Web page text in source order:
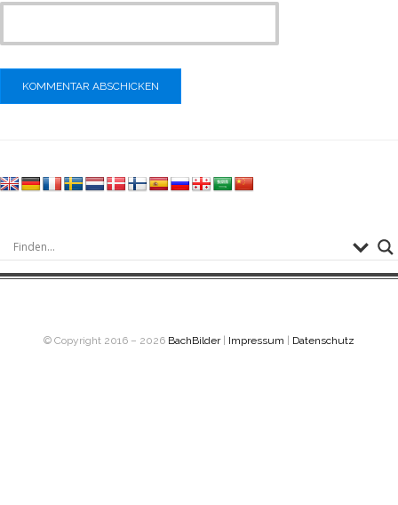
© Copyright 2016 – 2026 BachBilder| Impressum | Datenschutz